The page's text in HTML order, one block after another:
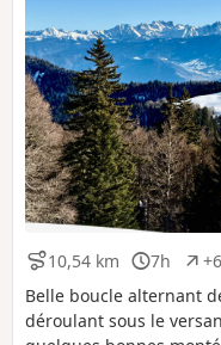
10,54 km
D
i
s
t
7h
D
u
r
é
D
é
n
i
Belle boucle alternant
déroulant sous le